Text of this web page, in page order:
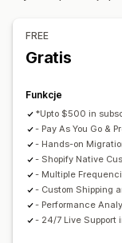
Ceny, które można
Płatności okresowe
Ceny zależne od
Ceny zależne od
Płatność
Niestandardowe
Dodatkowe
Niestandardowe
FREE
Gratis
Funkcje
*Upto $500 in
- Pay As You Go &
- Hands-on
- Shopify Native
- Multiple
- Custom Shipping
- Performance
- 24/7 Live Support